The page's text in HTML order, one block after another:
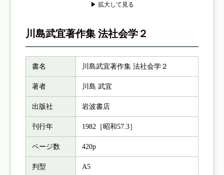
▶ 拡大して見る
川島武宜著作集 法社会学２
書名 川島武宜著作集 法社会学２
著者 川島 武宜
出版社 岩波書店
刊行年 1982［昭和57.3］
ページ数 420p
判型 A5